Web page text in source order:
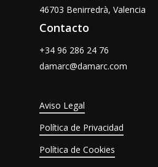
46703 Benirredrà, Valencia
Contacto
+34 96 286 24 76
damarc@damarc.com
Aviso Legal
Política de Privacidad
Política de Cookies